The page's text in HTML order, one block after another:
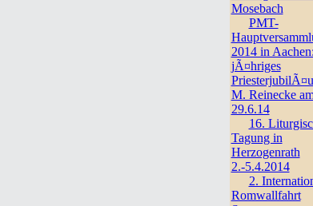
Mosebach
PMT-
2014 in
jÃ¤hriges
M. Reinecke
29.6.14
16.
Tagung in
Herzogenrath
2.-5.4.2014
2.
Romwallfahrt